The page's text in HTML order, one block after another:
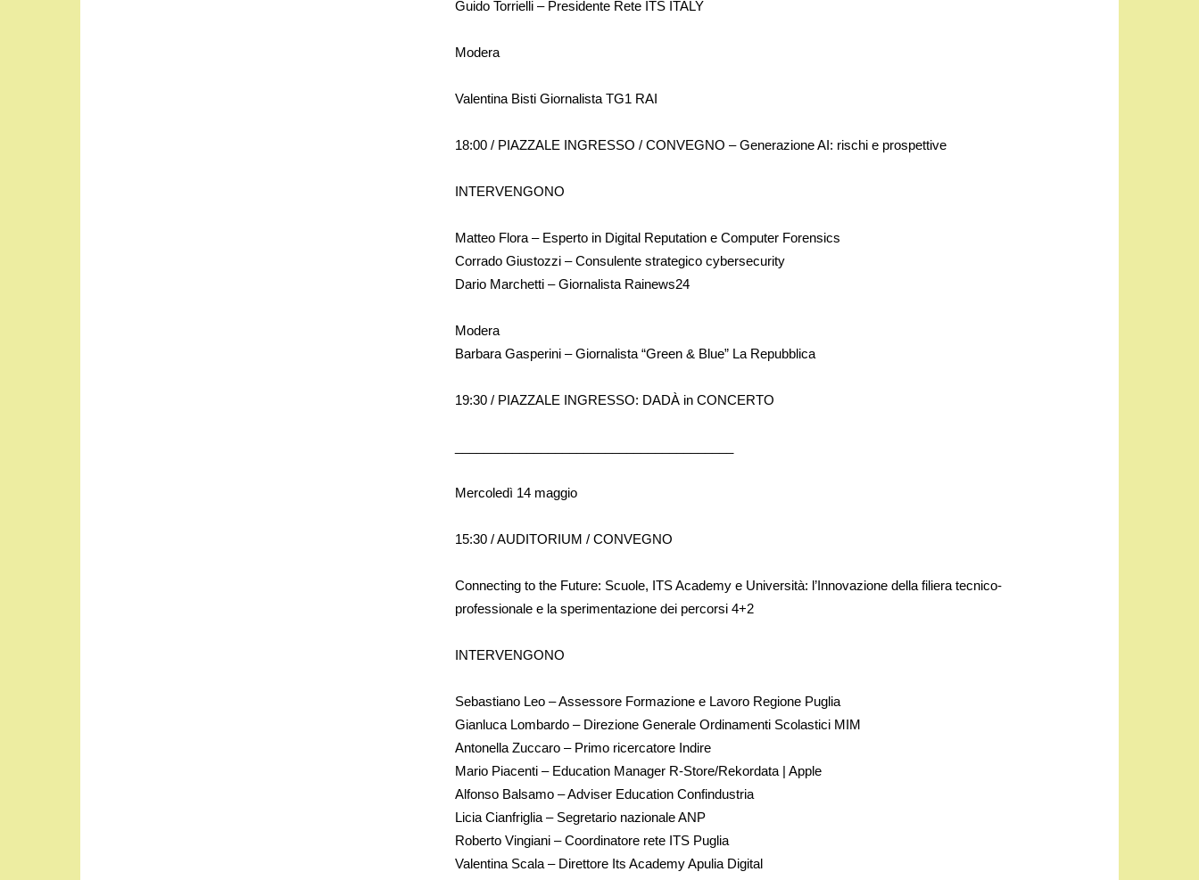
Guido Torrielli – Presidente Rete ITS ITALY
Modera
Valentina Bisti Giornalista TG1 RAI
18:00 / PIAZZALE INGRESSO / CONVEGNO – Generazione AI: rischi e prospettive
INTERVENGONO
Matteo Flora – Esperto in Digital Reputation e Computer Forensics
Corrado Giustozzi – Consulente strategico cybersecurity
Dario Marchetti – Giornalista Rainews24
Modera
Barbara Gasperini – Giornalista “Green & Blue” La Repubblica
19:30 / PIAZZALE INGRESSO: DADÀ in CONCERTO
Mercoledì 14 maggio
15:30 / AUDITORIUM / CONVEGNO
Connecting to the Future: Scuole, ITS Academy e Università: l’Innovazione della filiera tecnico-
professionale e la sperimentazione dei percorsi 4+2
INTERVENGONO
Sebastiano Leo – Assessore Formazione e Lavoro Regione Puglia
Gianluca Lombardo – Direzione Generale Ordinamenti Scolastici MIM
Antonella Zuccaro – Primo ricercatore Indire
Mario Piacenti – Education Manager R-Store/Rekordata | Apple
Alfonso Balsamo – Adviser Education Confindustria
Licia Cianfriglia – Segretario nazionale ANP
Roberto Vingiani – Coordinatore rete ITS Puglia
Valentina Scala – Direttore Its Academy Apulia Digital